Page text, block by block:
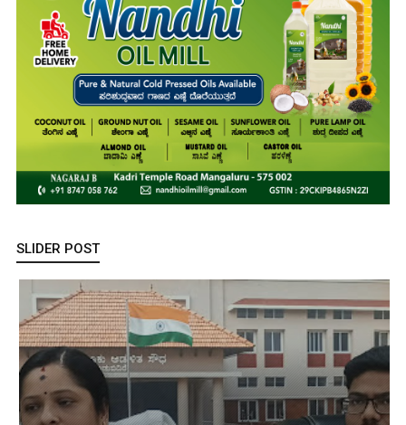
SLIDER POST